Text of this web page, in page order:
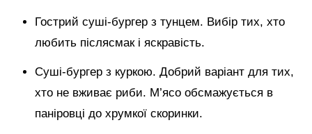
Гострий суші-бургер з тунцем. Вибір тих, хто
любить післясмак і яскравість.
Суші-бургер з куркою. Добрий варіант для тих,
хто не вживає риби. М’ясо обсмажується в
паніровці до хрумкої скоринки.